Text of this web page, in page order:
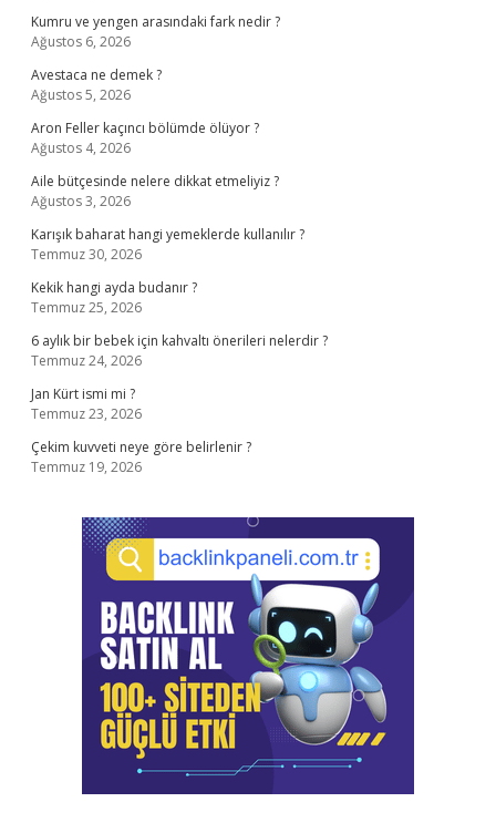
Kumru ve yengen arasındaki fark nedir ?
Ağustos 6, 2026
Avestaca ne demek ?
Ağustos 5, 2026
Aron Feller kaçıncı bölümde ölüyor ?
Ağustos 4, 2026
Aile bütçesinde nelere dikkat etmeliyiz ?
Ağustos 3, 2026
Karışık baharat hangi yemeklerde kullanılır ?
Temmuz 30, 2026
Kekik hangi ayda budanır ?
Temmuz 25, 2026
6 aylık bir bebek için kahvaltı önerileri nelerdir ?
Temmuz 24, 2026
Jan Kürt ismi mi ?
Temmuz 23, 2026
Çekim kuvveti neye göre belirlenir ?
Temmuz 19, 2026